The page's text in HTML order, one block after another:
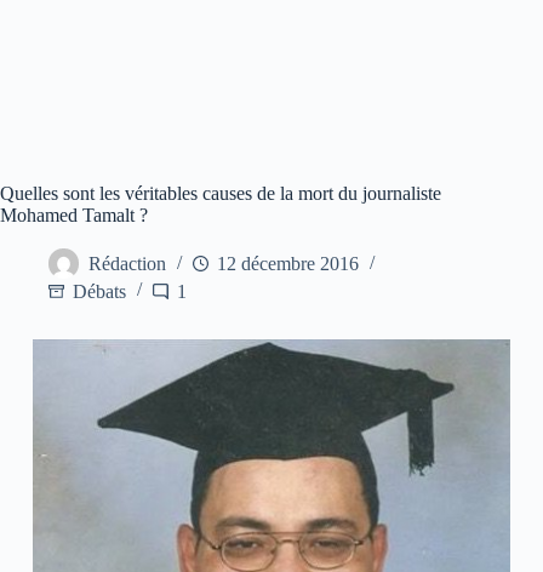
Quelles sont les véritables causes de la mort du journaliste
Mohamed Tamalt ?
Rédaction
12 décembre 2016
Débats
1